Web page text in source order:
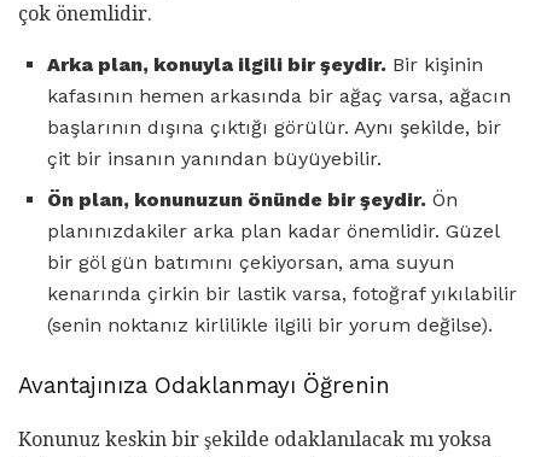
çok önemlidir.
Arka plan, konuyla ilgili bir şeydir. Bir kişinin
kafasının hemen arkasında bir ağaç varsa, ağacın
başlarının dışına çıktığı görülür. Aynı şekilde, bir
çit bir insanın yanından büyüyebilir.
Ön plan, konunuzun önünde bir şeydir. Ön
planınızdakiler arka plan kadar önemlidir. Güzel
bir göl gün batımını çekiyorsan, ama suyun
kenarında çirkin bir lastik varsa, fotoğraf yıkılabilir
(senin noktanız kirlilikle ilgili bir yorum değilse).
Avantajınıza Odaklanmayı Öğrenin
Konunuz keskin bir şekilde odaklanılacak mı yoksa